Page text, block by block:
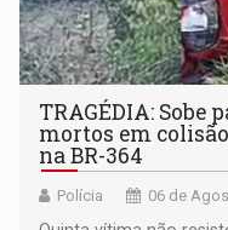
TRAGÉDIA: Sobe
mortos em
na BR-364
Polícia 06 de